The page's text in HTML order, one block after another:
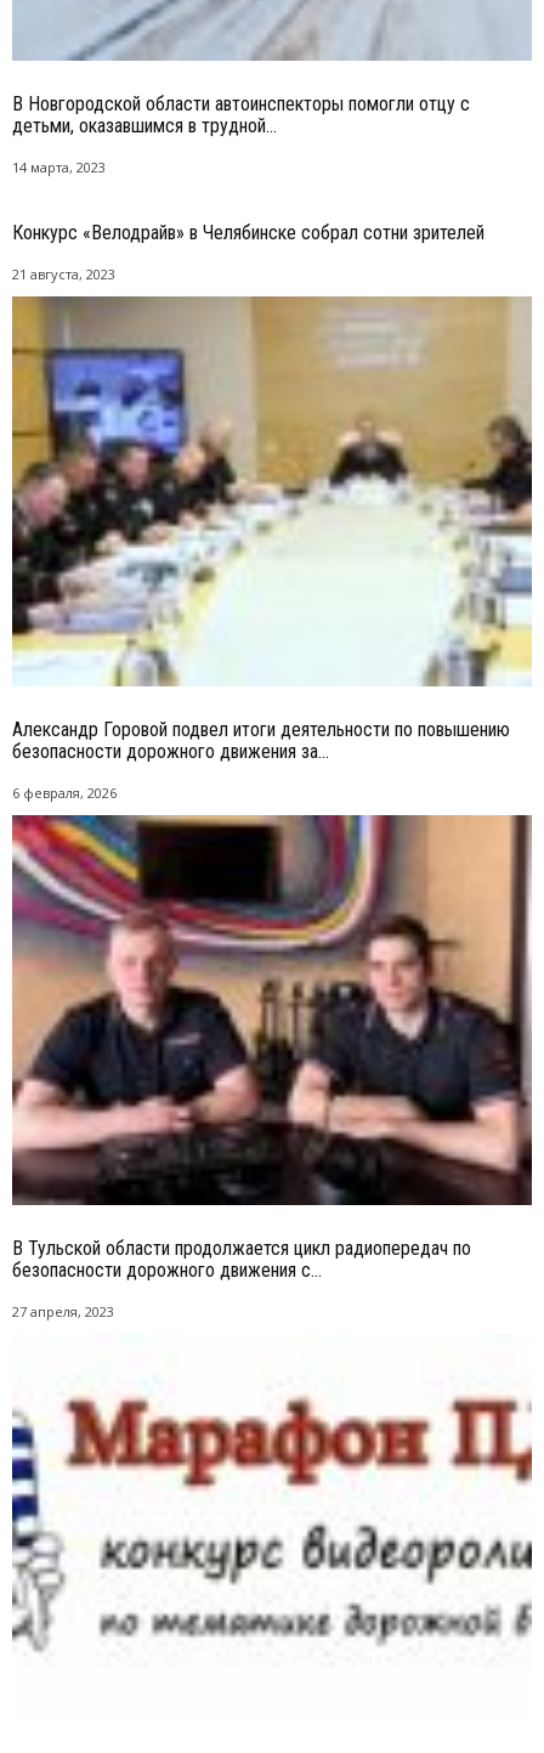
В Новгородской области автоинспекторы помогли отцу с
детьми, оказавшимся в трудной...
14 марта, 2023
Конкурс «Велодрайв» в Челябинске собрал сотни зрителей
21 августа, 2023
Александр Горовой подвел итоги деятельности по повышению
безопасности дорожного движения за...
6 февраля, 2026
В Тульской области продолжается цикл радиопередач по
безопасности дорожного движения с...
27 апреля, 2023